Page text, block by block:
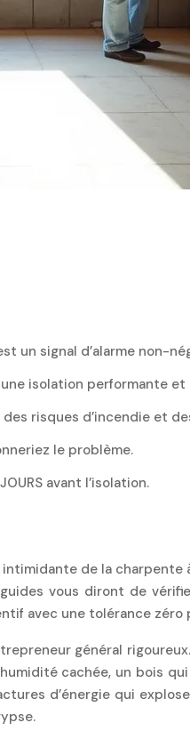
un signal d’alarme non-
isolation performante
risques d’incendie et
le problème.
avant l’isolation.
de la charpente
vous diront de
avec une tolérance zéro
général
cachée, un bois
d’énergie qui